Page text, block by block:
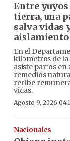
Entre
tierra, una
salva vidas
aislamiento
En el
kilómetros de
asiste partos en
remedios
recibe
vidas.
Agosto 9, 2026
Nacionales